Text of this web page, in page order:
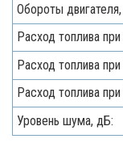
Обороты
Расход топлива
Расход топлива
Расход топлива
Уровень шума, дБ: